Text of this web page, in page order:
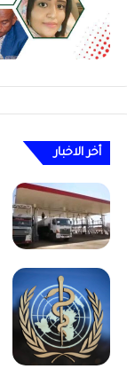
أخر الاخبار